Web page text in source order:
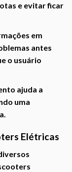
e evitar ficar
em
antes
o usuário
ajuda a
uma
Elétricas